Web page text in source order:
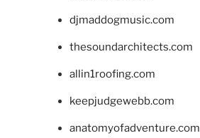
djmaddogmusic.com
thesoundarchitects.com
allin1roofing.com
keepjudgewebb.com
anatomyofadventure.com